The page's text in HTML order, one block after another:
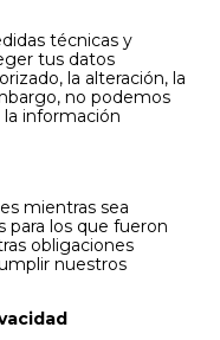
técnicas y
tus datos
la alteración, la
no podemos
información
mientras sea
para los que fueron
obligaciones
nuestros